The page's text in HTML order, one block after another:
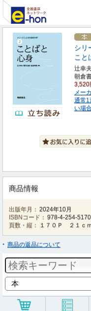
シリ
こと
辻幸
朝倉
3,520
メー
通常
い場
商品情報
出版年月： 2024年10月
ISBNコード： 978-4-254-
頁数・縦：
１７０Ｐ ２１ｃ
商品の返品について